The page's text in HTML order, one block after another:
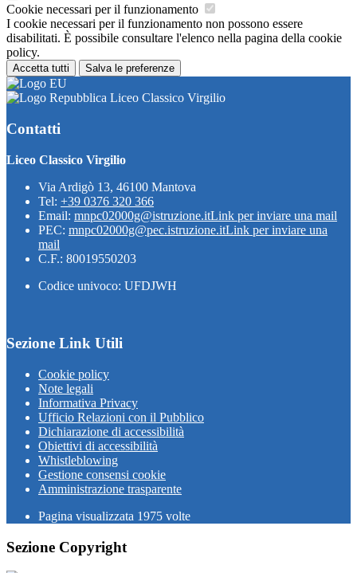
Cookie necessari per il funzionamento
I cookie necessari per il funzionamento non possono essere
disabilitati. È possibile consultare l'elenco nella pagina della cookie
policy.
Accetta tutti Salva le preferenze
Liceo Classico Virgilio
Contatti
Liceo Classico Virgilio
Via Ardigò 13, 46100 Mantova
Tel: +39 0376 320 366
Email: mnpc02000g@istruzione.itLink per inviare una mail
PEC: mnpc02000g@pec.istruzione.itLink per inviare una
mail
C.F.: 80019550203
Codice univoco: UFDJWH
Sezione Link Utili
Cookie policy
Note legali
Informativa Privacy
Ufficio Relazioni con il Pubblico
Dichiarazione di accessibilità
Obiettivi di accessibilità
Whistleblowing
Gestione consensi cookie
Amministrazione trasparente
Pagina visualizzata 1975 volte
Sezione Copyright